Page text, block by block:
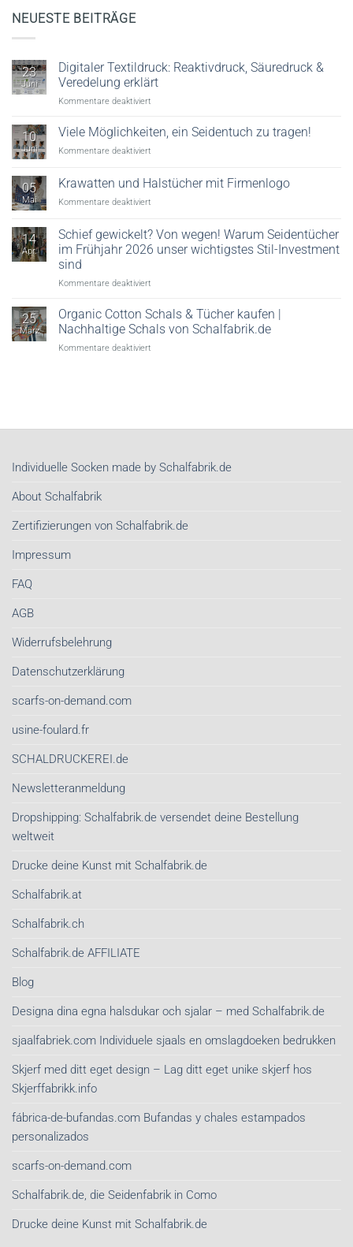
NEUESTE BEITRÄGE
23
Juni
Digitaler Textildruck: Reaktivdruck, Säuredruck &
Veredelung erklärt
Kommentare deaktiviert
Textildruck:
Reaktivdruck,
Veredelung
10
Juni
Viele Möglichkeiten, ein Seidentuch zu tragen!
Kommentare deaktiviert
Möglichkeiten,
ein
tragen!
05
Mai
Krawatten und Halstücher mit Firmenlogo
Kommentare deaktiviert
und
Halstücher
mit
14
Apr.
Schief gewickelt? Von wegen! Warum Seidentücher
im Frühjahr 2026 unser wichtigstes Stil-Investment
sind
Kommentare deaktiviert
gewickelt?
Von
wegen!
wichtigstes
sind
25
März
Organic Cotton Schals & Tücher kaufen |
Nachhaltige Schals von Schalfabrik.de
Kommentare deaktiviert
kaufen
Schals
Individuelle Socken made by Schalfabrik.de
About Schalfabrik
Zertifizierungen von Schalfabrik.de
Impressum
FAQ
AGB
Widerrufsbelehrung
Datenschutzerklärung
scarfs-on-demand.com
usine-foulard.fr
SCHALDRUCKEREI.de
Newsletteranmeldung
Dropshipping: Schalfabrik.de versendet deine Bestellung
weltweit
Drucke deine Kunst mit Schalfabrik.de
Schalfabrik.at
Schalfabrik.ch
Schalfabrik.de AFFILIATE
Blog
Designa dina egna halsdukar och sjalar – med Schalfabrik.de
sjaalfabriek.com Individuele sjaals en omslagdoeken bedrukken
Skjerf med ditt eget design – Lag ditt eget unike skjerf hos
Skjerffabrikk.info
fábrica-de-bufandas.com Bufandas y chales estampados
personalizados
scarfs-on-demand.com
Schalfabrik.de, die Seidenfabrik in Como
Drucke deine Kunst mit Schalfabrik.de